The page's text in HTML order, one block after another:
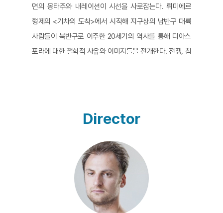
면의 몽타주와 내레이션이 시선을 사로잡는다. 뤼미에르
형제의 <기차의 도착>에서 시작해 지구상의 남반구 대륙
사람들이 북반구로 이주한 20세기의 역사를 통해 디아스
포라에 대한 철학적 사유와 이미지들을 전개한다. 전쟁, 침
국가들이 처한 정치적, 윤리적 상황들을 픽션과 다큐멘터
리가 혼합된 독특한 방식으로 재구성한다. 자료화면 몽타
주가 끝나면 영화는 세 개의 장(Act)으로 나뉘어 네덜란드
의 한 강의실 안에서 백인 영주권 심사관과 흑인과 아랍인
으로 구성된 난민 혹은 이주자들의 대화 내용을 제시한다.
이주자들은 더 나은 소득과 교육, 안전한 생활 환경을 찾아
유럽으로 왔다고 진술하고, 심사관은 백인 남성 유럽인의
Director